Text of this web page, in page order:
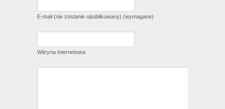
E-mail (nie zostanie opublikowany) (wymagane)
Witryna internetowa